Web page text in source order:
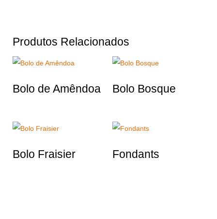
Produtos Relacionados
Bolo de Amêndoa Bolo Bosque
Bolo Fraisier Fondants